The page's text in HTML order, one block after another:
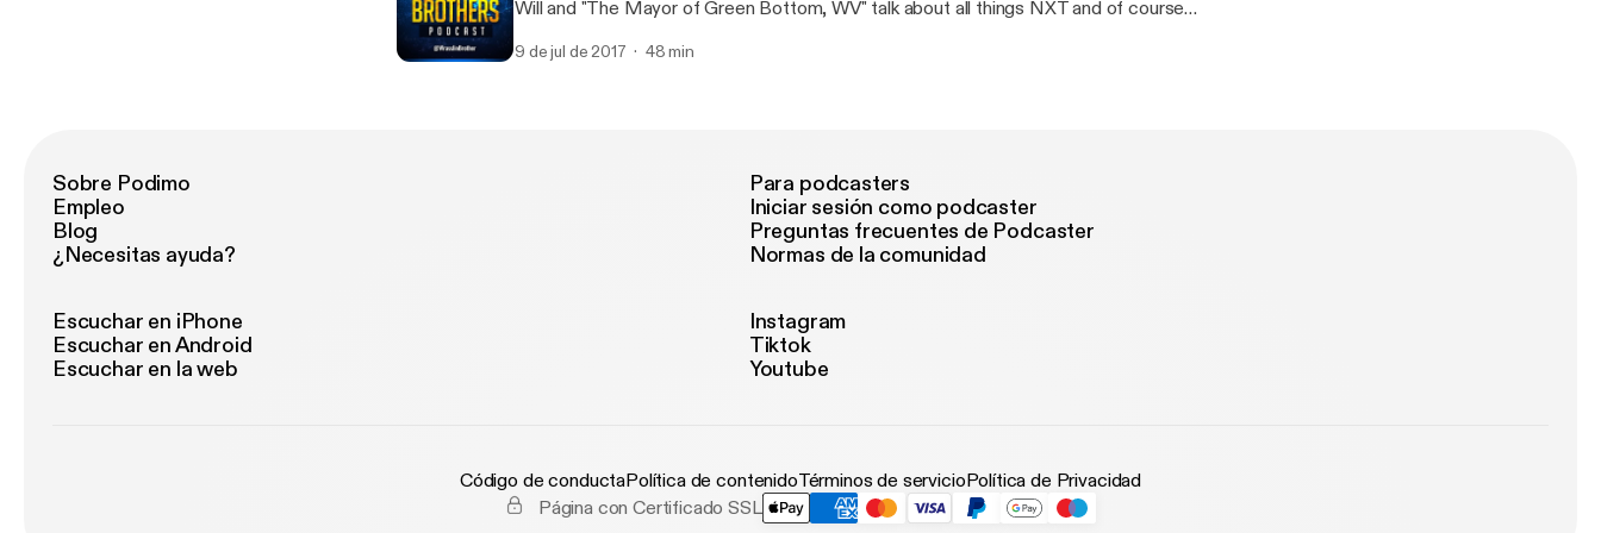
Will and "The Mayor of Green Bottom, WV" talk about all things NXT and of course
HENRY, AND MORE!! Follow Will @IamWillWV Follow Chris @WrasslinMayor Music:
9 de jul de 2017 48 min
Sobre Podimo
Empleo
Blog
¿Necesitas ayuda?
Para podcasters
Iniciar sesión como podcaster
Preguntas frecuentes de Podcaster
Normas de la comunidad
Escuchar en iPhone
Escuchar en Android
Escuchar en la web
Instagram
Tiktok
Youtube
Código de conductaPolítica de contenidoTérminos de servicioPolítica de Privacidad
Página con Certificado SSL